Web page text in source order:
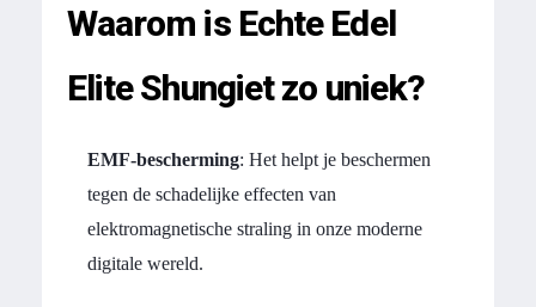
Waarom is Echte Edel
Elite Shungiet zo uniek?
EMF-bescherming: Het helpt je beschermen
tegen de schadelijke effecten van
elektromagnetische straling in onze moderne
digitale wereld.